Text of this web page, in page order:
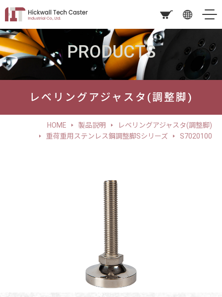
PRODUCTS
レベリングアジャスタ(調整脚)
HOME 製品説明
レベリングアジャスタ(調整脚)
重荷重用ステンレス鋼調整脚Sシリーズ
S7020100